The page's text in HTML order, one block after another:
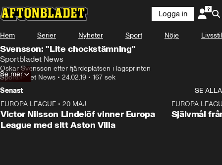
Logga in
Hem Serier Nyheter Sport Nöje Livsstil
Svensson: "Lite chockstämning"
Sportbladet News
Oskar Svensson efter fjärdeplatsen i lagsprinten
Sportbladet News • 24.02.19 • 167 sek
Se mer
Senast
SE ALLA
EUROPA LEAGUE • 20 MAJ
Victor Nilsson Lindelöf vinner Europa
League med sitt Aston Villa
EUROPA
Självmål